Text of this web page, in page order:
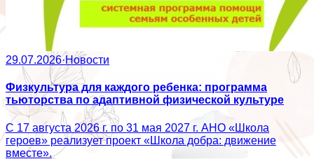
29.07.2026·Новости
Физкультура для каждого ребенка: программа
тьюторства по адаптивной физической культуре
С 17 августа 2026 г. по 31 мая 2027 г. АНО «Школа
героев» реализует проект «Школа добра: движение
вместе».